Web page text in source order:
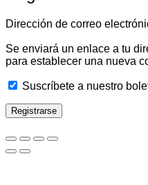
Dirección de correo
Se enviará un enlace a tu
para establecer una nueva
Suscríbete a nuestro
Registrarse